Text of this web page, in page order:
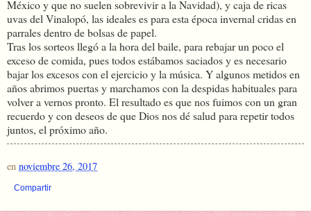
México y que no suelen sobrevivir a la Navidad), y caja de ricas
uvas del Vinalopó, las ideales es para esta época invernal cridas en
parrales dentro de bolsas de papel.
Tras los sorteos llegó a la hora del baile, para rebajar un poco el
exceso de comida, pues todos estábamos saciados y es necesario
bajar los excesos con el ejercicio y la música. Y algunos metidos en
años abrimos puertas y marchamos con la despidas habituales para
volver a vernos pronto. El resultado es que nos fuimos con un gran
recuerdo y con deseos de que Dios nos dé salud para repetir todos
juntos, el próximo año.
en noviembre 26, 2017
Compartir